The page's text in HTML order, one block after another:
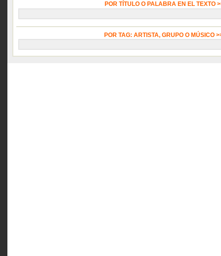
POR TÍTULO O PALABRA EN EL TEXTO
POR TAG: ARTISTA, GRUPO O MÚSICO